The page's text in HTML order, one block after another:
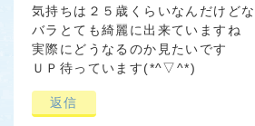
気持ちは２５歳くらいなんだけどな
バラとても綺麗に出来ていますね
実際にどうなるのか見たいです
ＵＰ待っています(*^▽^*)
返信